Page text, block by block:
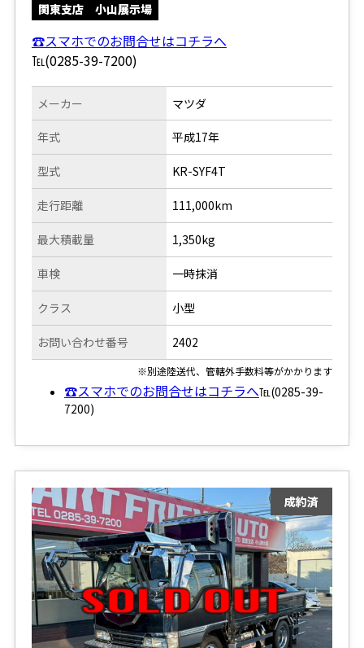
関東支店 小山展示場
☎スマホでのお問合せはコチラへ
℡(0285-39-7200)
メーカー
年式
型式
走行距離
マツダ
平成17年
KR-SYF4T
111,000km
最大積載量
車検
クラス
お問い合わせ番号
1,350kg
一時抹消
小型
2402
※別途陸送代、管轄外手数料等がかかります
☎スマホでのお問合せはコチラへ℡(0285-39-
7200)